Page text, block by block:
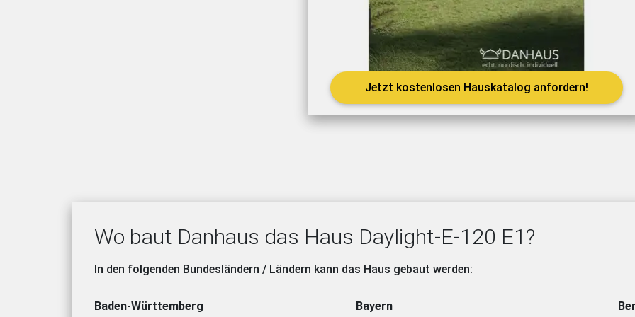
Jetzt kostenlosen Hauskatalog anfordern!
Wo baut Danhaus das Haus Daylight-E-120 E1?
In den folgenden Bundesländern / Ländern kann das Haus gebaut werden:
Baden-Württemberg Bayern